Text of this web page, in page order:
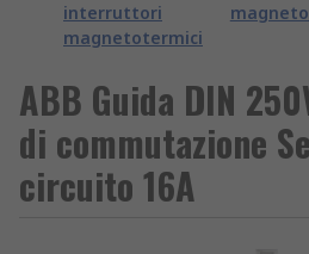
interruttori
magnetotermici
ABB Guida DIN
di commutazione
circuito 16A